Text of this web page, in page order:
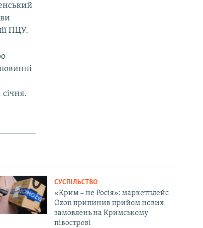
ПЦУ.
СУСПІЛЬСТВО
«Крим – не Росія»: маркетплейс
Ozon припинив прийом нових
замовлень на Кримському
півострові